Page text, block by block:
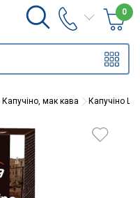
0
Капучіно, мак кава Капучіно